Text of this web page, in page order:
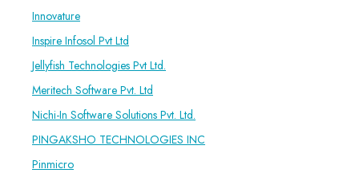
Innovature
Inspire Infosol Pvt Ltd
Jellyfish Technologies Pvt Ltd.
Meritech Software Pvt. Ltd
Nichi-In Software Solutions Pvt. Ltd.
PINGAKSHO TECHNOLOGIES INC
Pinmicro